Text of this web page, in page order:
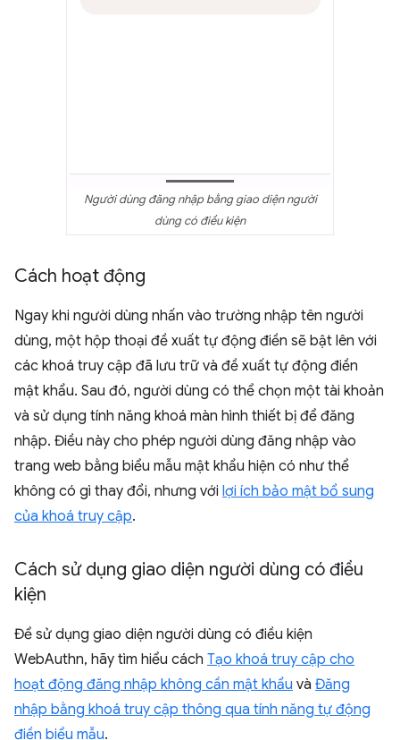
Người dùng đăng nhập bằng giao diện người
dùng có điều kiện
Cách hoạt động
Ngay khi người dùng nhấn vào trường nhập tên người
dùng, một hộp thoại đề xuất tự động điền sẽ bật lên với
các khoá truy cập đã lưu trữ và đề xuất tự động điền
mật khẩu. Sau đó, người dùng có thể chọn một tài khoản
và sử dụng tính năng khoá màn hình thiết bị để đăng
nhập. Điều này cho phép người dùng đăng nhập vào
trang web bằng biểu mẫu mật khẩu hiện có như thể
không có gì thay đổi, nhưng với lợi ích bảo mật bổ sung
của khoá truy cập.
Cách sử dụng giao diện người dùng có điều
kiện
Để sử dụng giao diện người dùng có điều kiện
WebAuthn, hãy tìm hiểu cách Tạo khoá truy cập cho
hoạt động đăng nhập không cần mật khẩu và Đăng
nhập bằng khoá truy cập thông qua tính năng tự động
điền biểu mẫu.